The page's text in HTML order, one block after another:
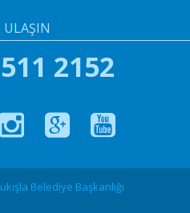
ULAŞIN
511 2152
Belediye Başkanlığı